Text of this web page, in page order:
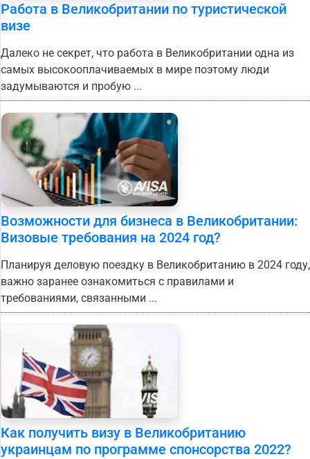
Работа в Великобритании по туристической
визе
Далеко не секрет, что работа в Великобритании одна из
самых высокооплачиваемых в мире поэтому люди
задумываются и пробую ...
Возможности для бизнеса в Великобритании:
Визовые требования на 2024 год?
Планируя деловую поездку в Великобританию в 2024 году,
важно заранее ознакомиться с правилами и
требованиями, связанными ...
Как получить визу в Великобританию
украинцам по программе спонсорства 2022?